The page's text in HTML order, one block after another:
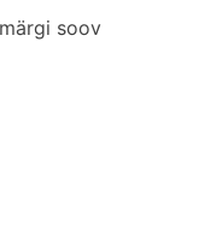
soov